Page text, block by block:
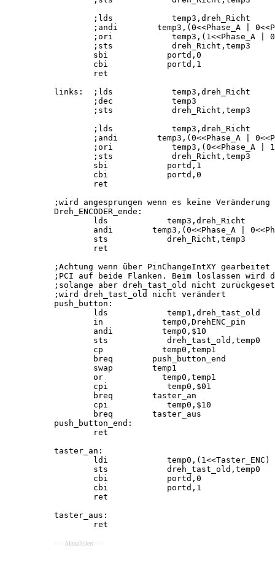
;lds            temp3,dreh_Richt
;andi        temp3,(0<<Phase_A |
;ori            temp3,(1<<Phase_A |
;sts            dreh_Richt,temp3
sbi            portd,0
cbi            portd,1
        ret
links:  ;lds            temp3,dreh_Richt
;dec            temp3
;sts            dreh_Richt,temp3
;lds            temp3,dreh_Richt
;andi        temp3,(0<<Phase_A |
;ori            temp3,(0<<Phase_A |
;sts            dreh_Richt,temp3
sbi            portd,1
cbi            portd,0
        ret
;wird angesprungen wenn es keine Veränderung
Dreh_ENCODER_ende:
lds            temp3,dreh_Richt
andi        temp3,(0<<Phase_A |
        sts            dreh_Richt,temp3
        ret
;Achtung wenn über PinChangeIntXY
;PCI auf beide Flanken. Beim loslassen wird
;solange aber dreh_tast_old nicht
;wird dreh_tast_old nicht verändert
push_button:
        lds            temp1,dreh_tast_old
in            temp0,DrehENC_pin
andi          temp0,$10
sts            dreh_tast_old,temp0
cp            temp0,temp1
breq        push_button_end
swap        temp1
or            temp0,temp1
cpi            temp0,$01
        breq        taster_an
cpi            temp0,$10
        breq        taster_aus
push_button_end:
        ret
taster_an:
        ldi            temp0,(1<<Taster_ENC)
        sts            dreh_tast_old,temp0
        cbi            portd,0
        cbi            portd,1
        ret
taster_aus:
        ret
- - - Aktualisiert - - -